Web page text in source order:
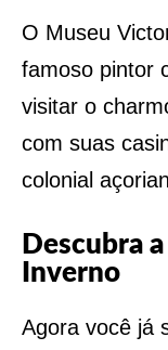
O Museu
famoso pintor
visitar o
com suas
colonial
Descubra
Inverno
Agora você já